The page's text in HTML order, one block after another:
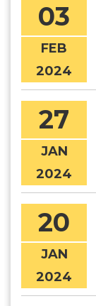
03
FEB
2024
27
JAN
2024
20
JAN
2024